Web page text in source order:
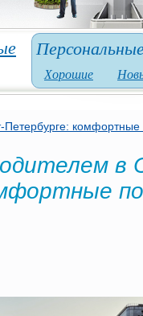
Хорошие
комфортные
в